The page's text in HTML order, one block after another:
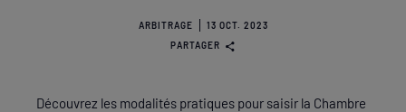
ARBITRAGE
13 OCT. 2023
PARTAGER
Découvrez les modalités pratiques pour saisir la Chambre